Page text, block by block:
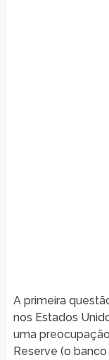
A primeira
nos Estados
uma
Reserve (o